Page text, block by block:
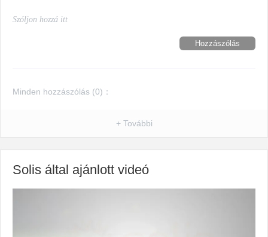
Hozzászólás
Minden hozzászólás (0)：
+ További
Solis által ajánlott videó